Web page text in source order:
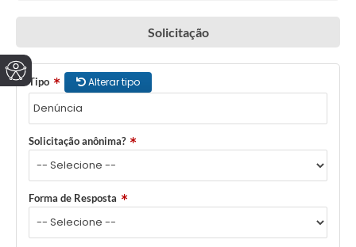
Solicitação
Tipo Alterar tipo
Solicitação anônima?
Forma de Resposta